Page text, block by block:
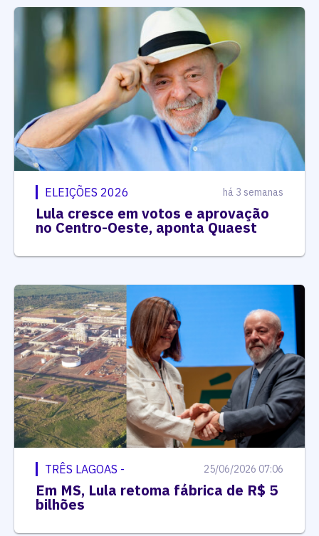
ELEIÇÕES 2026 há 3 semanas
Lula cresce em votos e aprovação
no Centro-Oeste, aponta Quaest
TRÊS LAGOAS - 25/06/2026 07:06
Em MS, Lula retoma fábrica de R$ 5
bilhões